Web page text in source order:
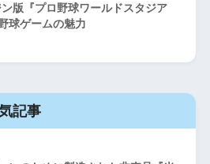
版『プロ野球ワールドスタジア
球ゲームの魅力
記事